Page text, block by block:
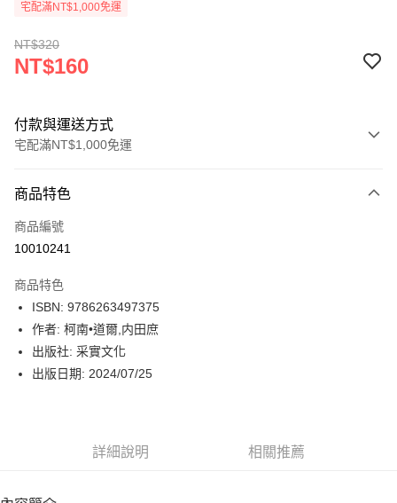
宅配滿NT$1,000免運
NT$320
NT$160
付款與運送方式
宅配滿NT$1,000免運
icash Pay
信用卡一次付款
LINE Pay
Apple Pay
街口支付
商品特色
商品編號
10010241
商品特色
ISBN: 9786263497375
作者: 柯南•道爾,内田庶
出版社: 采實文化
出版日期: 2024/07/25
詳細說明 相關推薦